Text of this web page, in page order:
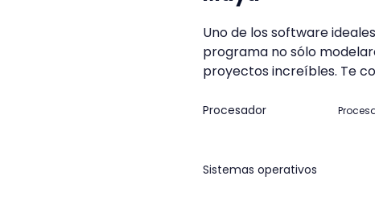
Uno de los software
programa no sólo
proyectos increíbles. Te
Procesador
Sistemas operativos